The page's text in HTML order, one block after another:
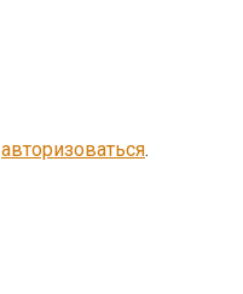
авторизоваться.